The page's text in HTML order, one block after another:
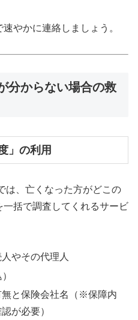
やかに連絡しましょう。
分からない場合の救
」の利用
は、亡くなった方がどこの
括で調査してくれるサービ
人やその代理人
無と保険会社名（※保障内
が必要）